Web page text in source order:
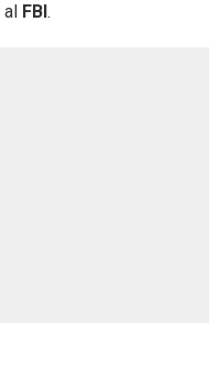
FBI .